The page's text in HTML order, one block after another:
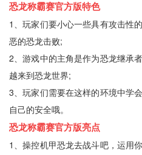
恐龙称霸赛官方版特色
1、玩家们要小心一些具有攻击性
恶的恐龙击败;
2、游戏中的主角是作为恐龙继承
越来到恐龙世界;
3、玩家们需要在这样的环境中学
自己的安全哦。
恐龙称霸赛官方版亮点
1、操控机甲恐龙去战斗吧，运用